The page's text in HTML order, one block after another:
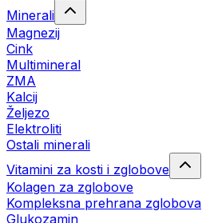
Minerali
Magnezij
Cink
Multimineral
ZMA
Kalcij
Željezo
Elektroliti
Ostali minerali
Vitamini za kosti i zglobove
Kolagen za zglobove
Kompleksna prehrana zglobova
Glukozamin